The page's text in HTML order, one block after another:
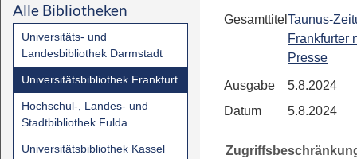
Alle Bibliotheken
Universitäts- und
Landesbibliothek Darmstadt
Universitätsbibliothek Frankfurt
Hochschul-, Landes- und
Stadtbibliothek Fulda
Universitätsbibliothek Kassel
Gesamttitel Taunus-
Frankfurter
Presse
Ausgabe
5.8.2024
Datum
5.8.2024